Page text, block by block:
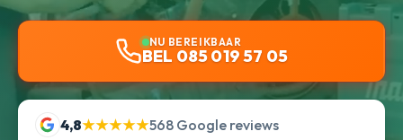
NU BEREIKBAAR
BEL 085 019 57 05
4,8★★★★★568 Google reviews